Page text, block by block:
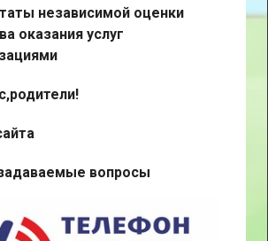
независимой оценки
оказания услуг
вопросы